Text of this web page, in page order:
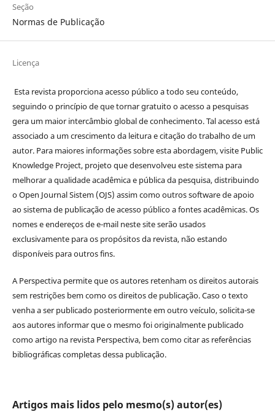
Seção
Normas de Publicação
Licença
Esta revista proporciona acesso público a todo seu conteúdo,
seguindo o princípio de que tornar gratuito o acesso a pesquisas
gera um maior intercâmbio global de conhecimento. Tal acesso está
associado a um crescimento da leitura e citação do trabalho de um
autor. Para maiores informações sobre esta abordagem, visite Public
Knowledge Project, projeto que desenvolveu este sistema para
melhorar a qualidade acadêmica e pública da pesquisa, distribuindo
o Open Journal Sistem (OJS) assim como outros software de apoio
ao sistema de publicação de acesso público a fontes acadêmicas. Os
nomes e endereços de e-mail neste site serão usados
exclusivamente para os propósitos da revista, não estando
disponíveis para outros fins.
A Perspectiva permite que os autores retenham os direitos autorais
sem restrições bem como os direitos de publicação. Caso o texto
venha a ser publicado posteriormente em outro veículo, solicita-se
aos autores informar que o mesmo foi originalmente publicado
como artigo na revista Perspectiva, bem como citar as referências
bibliográficas completas dessa publicação.
Artigos mais lidos pelo mesmo(s) autor(es)